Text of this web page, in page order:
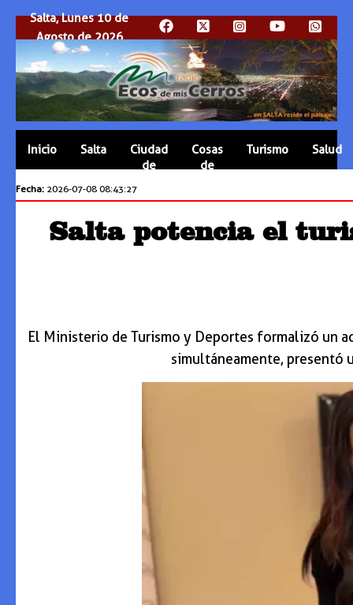
Salta, Lunes 10 de
Agosto de 2026
Inicio Salta
Ciudad
de
Cosas
de
Turismo Salud
Fecha: 2026-07-08 08:43:27
Salta potencia el
El Ministerio de Turismo y Deportes formalizó un
simultáneamente, presentó